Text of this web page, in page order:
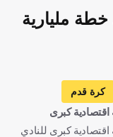
خطة مليارية
كرة قدم
كبرى
كبرى للنادي